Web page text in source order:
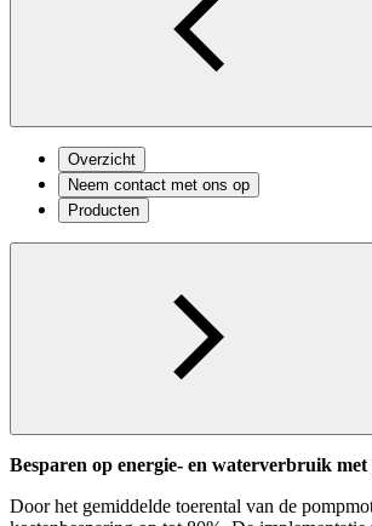
Overzicht
Neem contact met ons op
Producten
Besparen op energie- en waterverbruik
Door het gemiddelde toerental van de